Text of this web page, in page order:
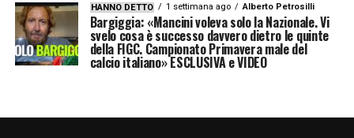
HANNO DETTO 1 settimana ago Alberto Petrosilli
Bargiggia: «Mancini voleva solo la Nazionale. Vi
svelo cosa è successo davvero dietro le quinte
della FIGC. Campionato Primavera male del
calcio italiano» ESCLUSIVA e VIDEO